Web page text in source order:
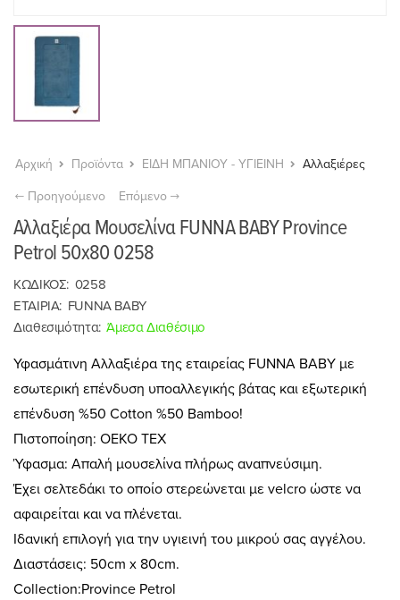
Αρχική Προϊόντα ΕΙΔΗ ΜΠΑΝΙΟΥ - ΥΓΙΕΙΝΗ Αλλαξιέρες
Προηγούμενο Επόμενο
Αλλαξιέρα Μουσελίνα FUNNA BABY Province
Petrol 50x80 0258
ΚΩΔΙΚΟΣ: 0258
ΕΤΑΙΡΙΑ: FUNNA BABY
Διαθεσιμότητα: Άμεσα Διαθέσιμο
Υφασμάτινη Αλλαξιέρα της εταιρείας FUNNA BABY με
εσωτερική επένδυση υποαλλεγικής βάτας και εξωτερική
επένδυση %50 Cotton %50 Bamboo!
Πιστοποίηση: OEKO TEX
Ύφασμα: Απαλή μουσελίνα πλήρως αναπνεύσιμη.
Έχει σελτεδάκι το οποίο στερεώνεται με velcro ώστε να
αφαιρείται και να πλένεται.
Ιδανική επιλογή για την υγιεινή του μικρού σας αγγέλου.
Διαστάσεις: 50cm x 80cm.
Collection:Province Petrol